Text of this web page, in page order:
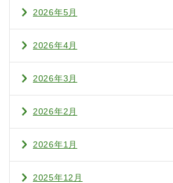
2026年5月
2026年4月
2026年3月
2026年2月
2026年1月
2025年12月